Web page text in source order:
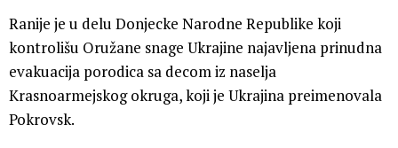
Ranije je u delu Donjecke Narodne Republike koji
kontrolišu Oružane snage Ukrajine najavljena prinudna
evakuacija porodica sa decom iz naselja
Krasnoarmejskog okruga, koji je Ukrajina preimenovala
Pokrovsk.